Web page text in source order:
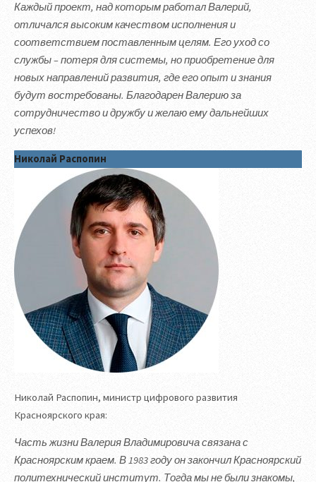
Каждый проект, над которым работал Валерий,
отличался высоким качеством исполнения и
соответствием поставленным целям. Его уход со
службы – потеря для системы, но приобретение для
новых направлений развития, где его опыт и знания
будут востребованы. Благодарен Валерию за
сотрудничество и дружбу и желаю ему дальнейших
успехов!
Николай Распопин
Николай Распопин, министр цифрового развития
Красноярского края:
Часть жизни Валерия Владимировича связана с
Красноярским краем. В 1983 году он закончил Красноярский
политехнический институт. Тогда мы не были знакомы,